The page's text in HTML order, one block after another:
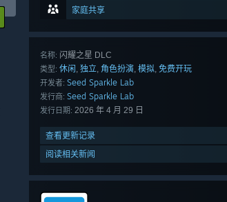
家庭共享
名称: 闪耀之星 DLC
类型: 休闲 独立 角色扮演 模拟 免费开玩
开发者: Seed Sparkle Lab
发行商: Seed Sparkle Lab
发行日期: 2026 年 4 月 29 日
查看更新记录
阅读相关新闻